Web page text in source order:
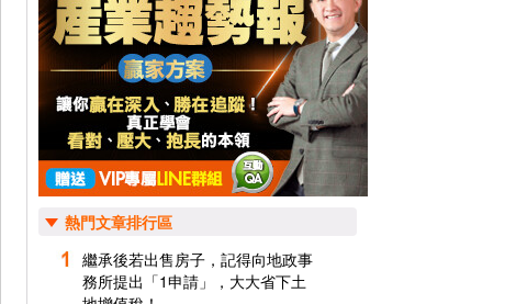
熱門文章排行區
繼承後若出售房子，記得向地政事
務所提出「1申請」，大大省下土